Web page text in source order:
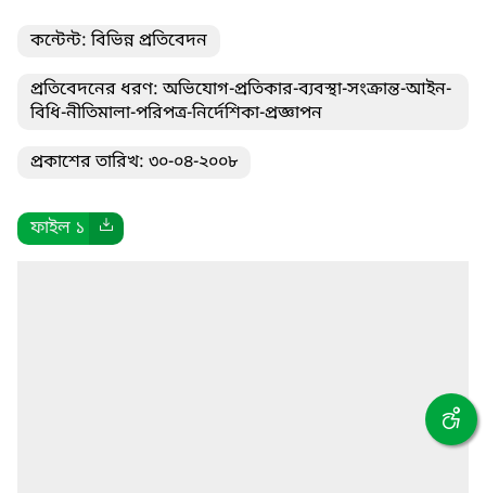
কন্টেন্ট: বিভিন্ন প্রতিবেদন
প্রতিবেদনের ধরণ: অভিযোগ-প্রতিকার-ব্যবস্থা-সংক্রান্ত-আইন-
বিধি-নীতিমালা-পরিপত্র-নির্দেশিকা-প্রজ্ঞাপন
প্রকাশের তারিখ: ৩০-০৪-২০০৮
ফাইল ১